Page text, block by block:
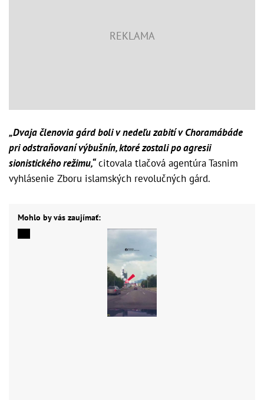
„Dvaja členovia gárd boli v nedeľu zabití v Choramábáde
pri odstraňovaní výbušnín, ktoré zostali po agresii
sionistického režimu,“citovala tlačová agentúra Tasnim
vyhlásenie Zboru islamských revolučných gárd.
Mohlo by vás zaujímať: